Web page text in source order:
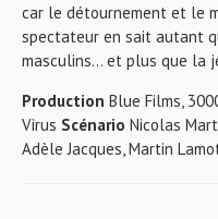
car le détournement et le
spectateur en sait autant
masculins… et plus que la
Production Blue Films,
Virus Scénario Nicolas
Adèle Jacques, Martin